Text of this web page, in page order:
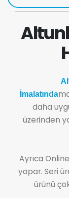
İmalatında
daha
üzerinden
Ayrıca
yapar. Seri
ürünü